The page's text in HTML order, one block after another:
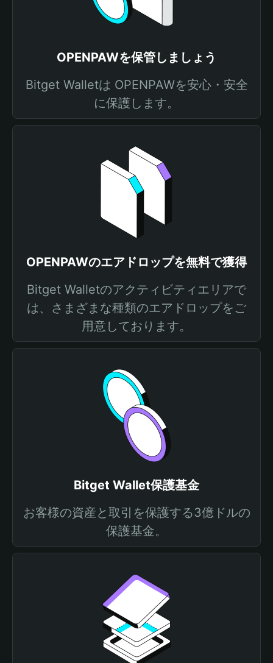
OPENPAWを保管しましょう
Bitget Walletは OPENPAWを安心・安全
に保護します。
OPENPAWのエアドロップを無料で獲得
Bitget Walletのアクティビティエリアで
は、さまざまな種類のエアドロップをご
用意しております。
Bitget Wallet保護基金
お客様の資産と取引を保護する3億ドルの
保護基金。